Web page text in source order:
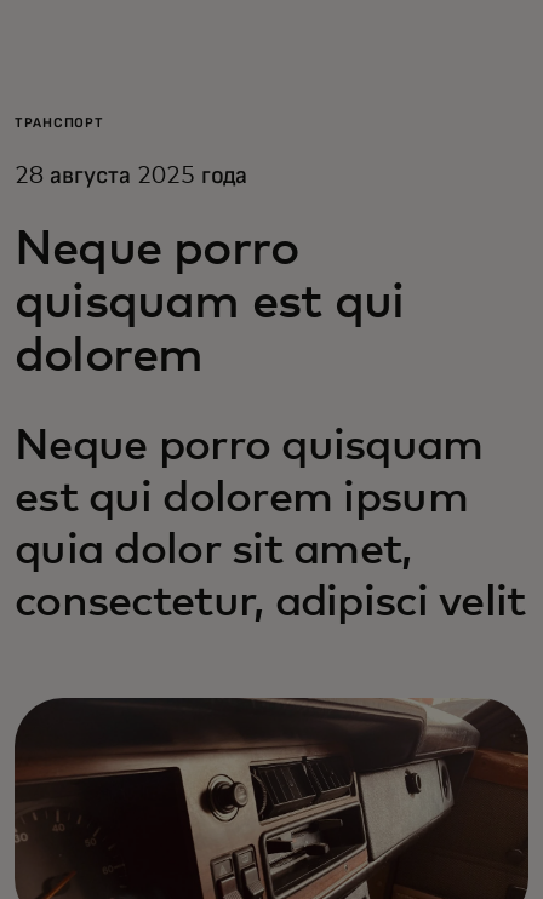
Для бизнеса
Для новаторов
Новости и тренды
ТРАНСПОРТ
28 августа 2025 года
Neque porro
quisquam est qui
dolorem
Neque porro quisquam
est qui dolorem ipsum
quia dolor sit amet,
consectetur, adipisci velit